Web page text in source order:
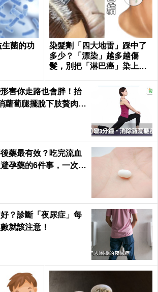
生菌的功
染髮劑「四大地雷」踩中了
多少？「漂染」越多越傷
髮，別把「淋巴癌」染上
形害你走路也會胖！抬
蘿蔔腿擺脫下肢贅肉｜
藥最有效？吃完流血
孕藥的6件事，一次報
？診斷「夜尿症」每
就該注意！